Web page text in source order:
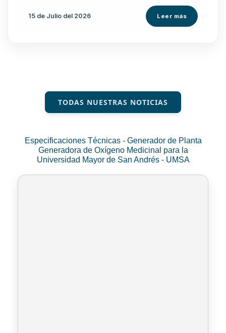
15 de Julio del 2026 Leer más
TODAS NUESTRAS NOTICIAS
Especificaciones Técnicas - Generador de Planta
Generadora de Oxígeno Medicinal para la
Universidad Mayor de San Andrés - UMSA